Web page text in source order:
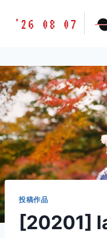
胶
味
道
LETSFILM
'26 08 07
投稿作品
[20201]